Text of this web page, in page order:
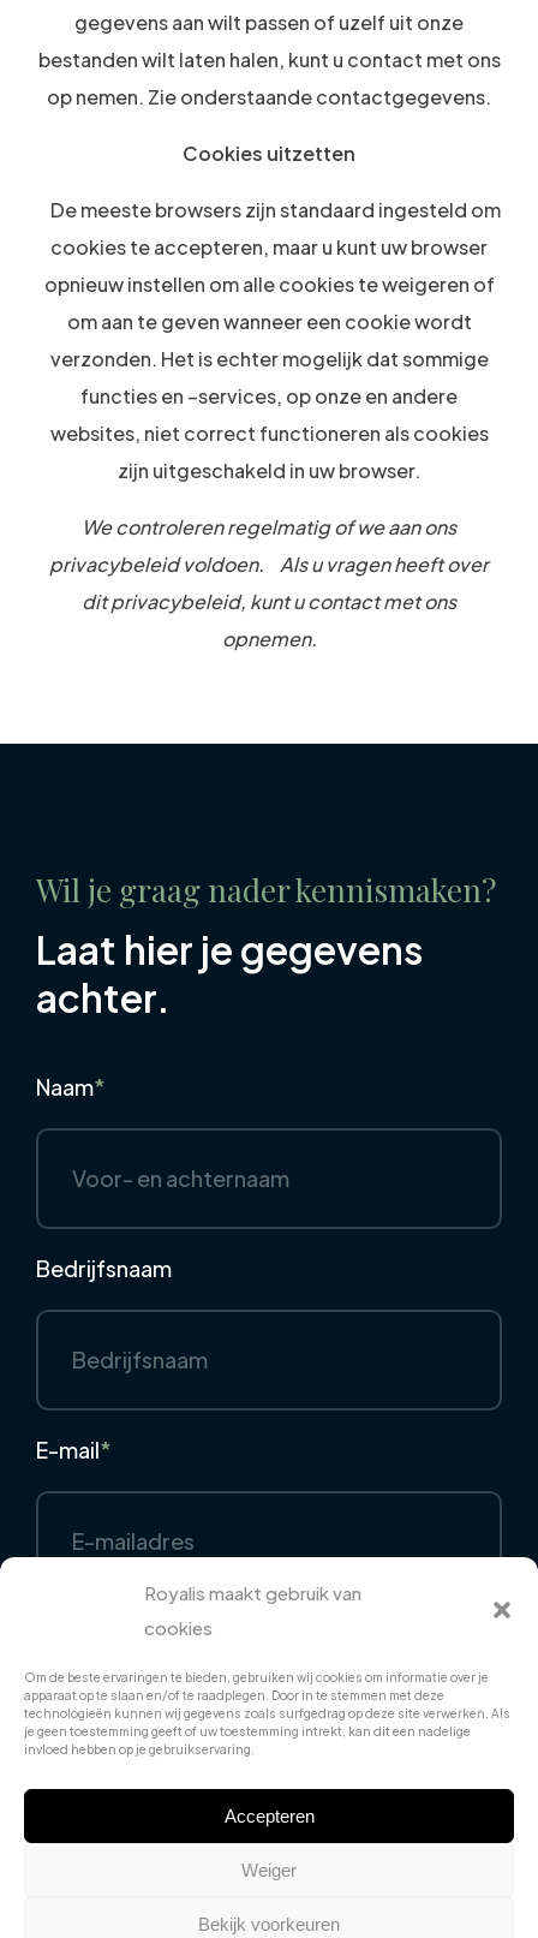
Royalis maakt gebruik van
cookies
Om de beste ervaringen te bieden, gebruiken wij cookies om informatie over je
apparaat op te slaan en/of te raadplegen. Door in te stemmen met deze
technologieën kunnen wij gegevens zoals surfgedrag op deze site verwerken. Als
je geen toestemming geeft of uw toestemming intrekt, kan dit een nadelige
invloed hebben op je gebruikservaring.
Accepteren
Weiger
Bekijk voorkeuren
gegevens aan wilt passen of uzelf uit onze
bestanden wilt laten halen, kunt u contact met ons
op nemen. Zie onderstaande contactgegevens.
Cookies uitzetten
De meeste browsers zijn standaard ingesteld om
cookies te accepteren, maar u kunt uw browser
opnieuw instellen om alle cookies te weigeren of
om aan te geven wanneer een cookie wordt
verzonden. Het is echter mogelijk dat sommige
functies en –services, op onze en andere
websites, niet correct functioneren als cookies
zijn uitgeschakeld in uw browser.
We controleren regelmatig of we aan ons
privacybeleid voldoen. Als u vragen heeft over
dit privacybeleid, kunt u contact met ons
opnemen.
Wil je graag nader kennismaken?
Laat hier je gegevens
achter.
Naam*
Bedrijfsnaam
E-mail*